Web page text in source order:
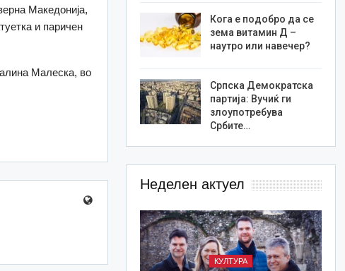
Македонија,
и паричен
Малеска, во
Кога е подобро да се
зема витамин Д –
наутро или навечер?
Српска Демократска
партија: Вучиќ ги
злоупотребува
Србите…
Неделен актуел
КУЛТУРА